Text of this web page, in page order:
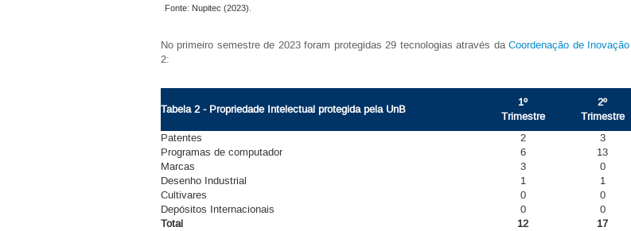
Fonte: Nupitec (2023).
No primeiro semestre de 2023 foram protegidas 29 tecnologias através daCoordenação de
2:
Tabela 2 - Propriedade Intelectual protegida pela UnB
1º
Trimestre
2º
Trimestre
Patentes
2
3
Programas de computador
6
13
Marcas
3
0
Desenho Industrial
1
1
Cultivares
0
0
Depósitos Internacionais
0
0
Total
12 17